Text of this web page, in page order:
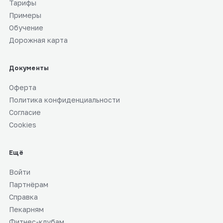
16 Настройка доставки и самовывоза
19 Как написать в поддержку
20 ОРД маркировка автоматически
23
Партнёрская программа: как
зарабатывать
Тарифы
Примеры
Обучение
Дорожная карта
Документы
Оферта
Политика конфиденциальности
Согласие
Cookies
Ещё
Войти
Партнёрам
Справка
Пекарням